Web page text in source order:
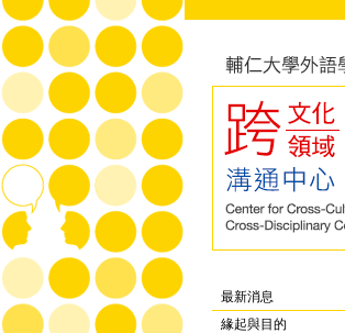
最新消息
緣起與目的